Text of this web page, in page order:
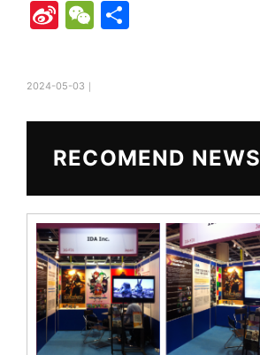
Si
W
ei
b
W
at
2024-05-03｜
RECOMEND NEWS